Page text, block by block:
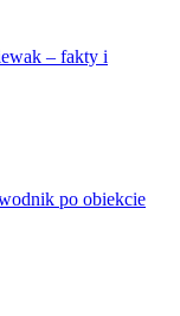
– fakty i
po obiekcie